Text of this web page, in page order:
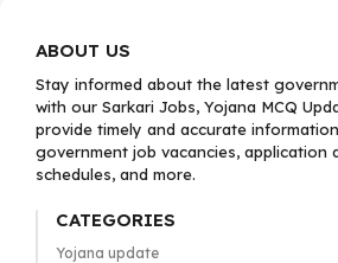
ABOUT US
Stay informed about the latest
with our Sarkari Jobs, Yojana MCQ
provide timely and accurate
government job vacancies, application
schedules, and more.
CATEGORIES
Yojana update